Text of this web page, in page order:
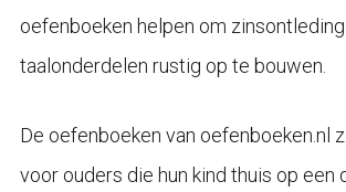
oefenboeken helpen om
taalonderdelen rustig op te bouwen.
De oefenboeken van oefenboeken.nl
voor ouders die hun kind thuis op een